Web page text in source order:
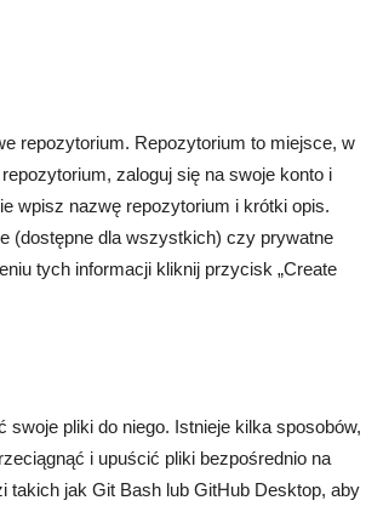
repozytorium. Repozytorium to miejsce, w
zaloguj się na swoje konto i
wpisz nazwę repozytorium i krótki opis.
(dostępne dla wszystkich) czy prywatne
tych informacji kliknij przycisk „Create
pliki do niego. Istnieje kilka sposobów,
i upuścić pliki bezpośrednio na
jak Git Bash lub GitHub Desktop, aby